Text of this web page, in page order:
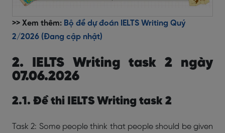
>> Xem thêm: Bộ đề dự đoán IELTS Writing Quý
2/2026 (Đang cập nhật)
2. IELTS Writing task 2 ngày
07.06.2026
2.1. Đề thi IELTS Writing task 2
Task 2: Some people think that people should be given